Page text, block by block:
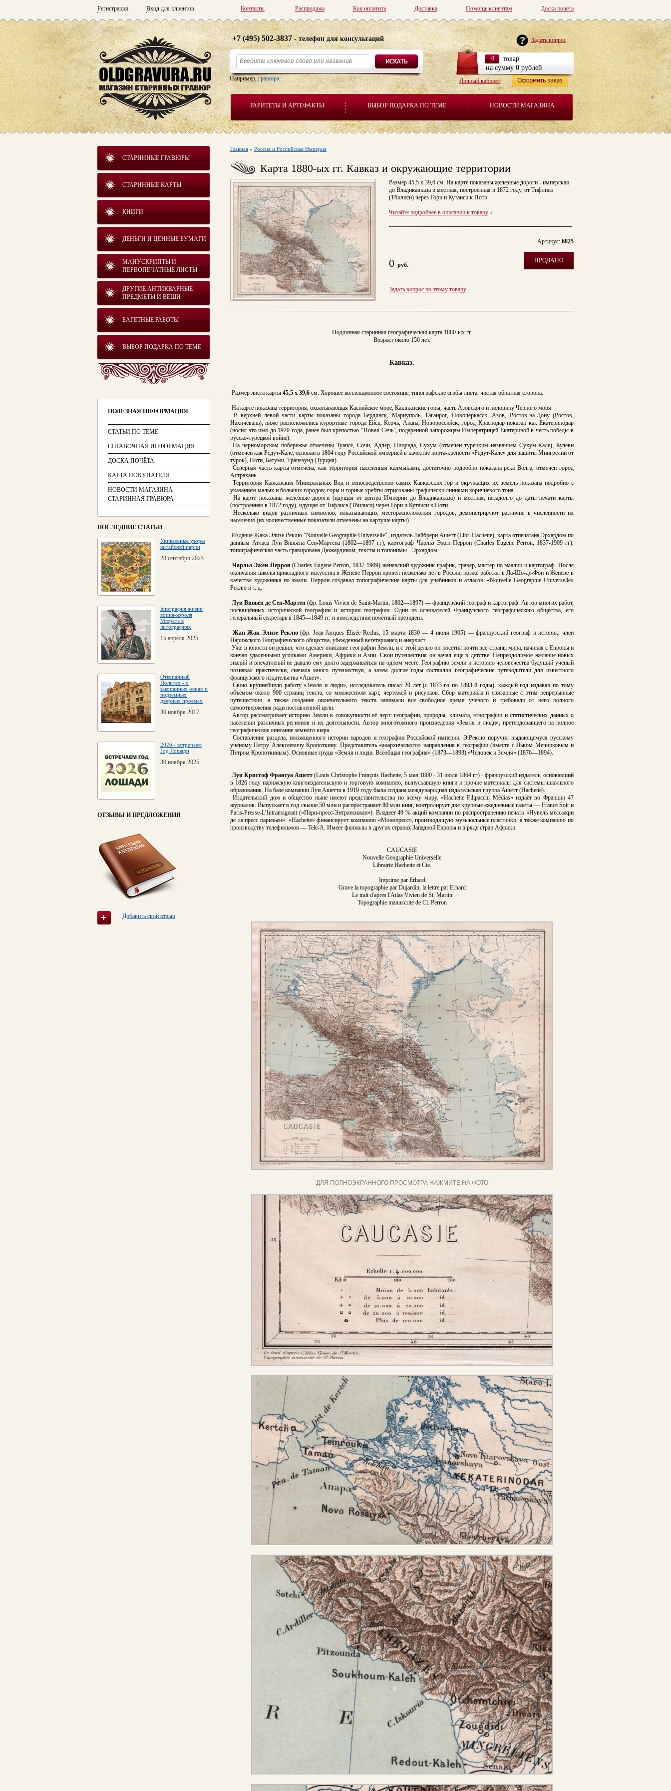
Регистрация Вход для клиентов Доска почёта
Помощь клиентам
Доставка
Как оплатить
Распродажа
Контакты
РАРИТЕТЫ И АРТЕФАКТЫ ВЫБОР ПОДАРКА ПО ТЕМЕ НОВОСТИ МАГАЗИНА
Личный кабинет
+7 (495) 502-3837- телефон для консультаций Задать вопрос
Например, гравюра
0
товар
на сумму 0 рублей
СТАРИННЫЕ ГРАВЮРЫ
СТАРИННЫЕ КАРТЫ
КНИГИ
ДЕНЬГИ И ЦЕННЫЕ БУМАГИ
МАНУСКРИПТЫ И
ПЕРВОПЕЧАТНЫЕ ЛИСТЫ
ДРУГИЕ АНТИКВАРНЫЕ
ПРЕДМЕТЫ И ВЕЩИ
БАГЕТНЫЕ РАБОТЫ
ВЫБОР ПОДАРКА ПО ТЕМЕ
ПОЛЕЗНАЯ ИНФОРМАЦИЯ
СТАТЬИ ПО ТЕМЕ
СПРАВОЧНАЯ ИНФОРМАЦИЯ
ДОСКА ПОЧЁТА
КАРТА ПОКУПАТЕЛЯ
НОВОСТИ МАГАЗИНА
СТАРИННАЯ ГРАВЮРА
ПОСЛЕДНИЕ СТАТЬИ
Уникальные узоры
китайской парчи
28 сентября 2025
Биография жизни
воина-короля
Мюрата в
литографиях
15 апреля 2025
Откопанный
Политех - о
закопанных окнах и
подземных
дверных проёмах
30 ноября 2017
2026 - встречаем
Год Лошади
30 ноября 2025
ОТЗЫВЫ И ПРЕДЛОЖЕНИЯ
Добавить свой отзыв
Главная » Россия и Российская Империя
Карта 1880-ых гг. Кавказ и окружающие территории
Размер 45,5 х 39,6 см. На карте показаны железные дороги - имперская
до Владикавказа и местная, построенная в 1872 году, от Тифлиса
(Тбилиси) через Гори и Кутаиси к Поти
Читайте подробнее в описании к товару ↓
0 руб.
Артикул: 6825
ПРОДАНО
Задать вопрос по этому товару
Подлинная старинная географическая карта 1880-ых гг.
Возраст около 150 лет.
Кавказ.
Размер листа карты 45,5 х 39,6 см. Хорошее коллекционное состояние, типографские сгибы листа, чистая обратная сторона.
На карте показана территория, охватывающая Каспийское море, Каквказские горы, часть Азовского и половину Черного моря.
В верхней левой части карты показаны города Бердянск, Мариуполь, Таганрог, Новочеркасск, Азов, Ростов-на-Дону (Ростов,
Нахичевань); ниже расположились курортные города Ейск, Керчь, Анапа, Новороссийск; город Краснодар показан как Екатеринодар
(носил это имя до 1920 года, ранее был крепостью "Новая Сечь", подаренной запорожцам Императрицей Екатериной в честь победы в
русско-турецкой войне).
На черноморском побережье отмечены Туапсе, Сочи, Адлер, Пицунда, Сухум (отмечен турецким названием Сухум-Кале), Кулеви
(отмечен как Редут-Кале, основан в 1804 году Российской империей в качестве порта-крепости «Редут-Кале» для защиты Мингрелии от
турок), Поти, Батуми, Трапезунд (Турция).
Северная часть карты отмечена, как территория населенная калмыками, достаточно подробно показана река Волга, отмечен город
Астрахань.
Территория Кавказских Минеральных Вод и непосредственно самих Кавказских гор и окружащих их земель показана подробно с
указанием малых и больших городов; горы и горные хребты отрисованы графически линиями коричневого тона.
На карте показаны железные дороги (идущая от центра Империи до Владикавказа) и местная, незадолго до даты печати карты
(построенная в 1872 году), идущая от Тифлиса (Тбилиси) через Гори и Кутаиси к Поти.
Несколько видов различных символов, показывающих месторасположения городов, демонстрируют различие в численности их
населения (их количественные показатели отмечены на картуше карты).
Издание Жака Элизе Реклю "Nouvelle Geographie Universelle", издатель Лайбрери Ашетт (Libr. Hachette), карта отпечатана Эрхардом по
даннымАтласа Луи Вивьена Сен-Мартена (1802—1897 гг), картограф Чарльз Эжен Перрон (Charles Eugene Perron, 1837-1909 гг),
топографическая часть гравирована Дюжардином, тексты и топонимы - Эрхардом.
Чарльз Эжен Перрон(Charles Eugene Perron, 1837-1909) женевский художник-график, гравер, мастер по эмалии и картограф. После
окончания школы прикладного искусства в Женеве Перрон провел несколько лет в России, позже работал в Ла-Шо-де-Фон и Женеве в
качестве художника по эмали. Перрон создавал топографические карты для учебников и атласов: «Nouvelle Geographie Universelle»
Реклю и т. д.
Луи Вивьен де Сен-Мартен (фр. Louis Vivien de Saint-Martin; 1802—1897) — французский географ и картограф. Автор многих работ,
посвящённых исторической географии и истории географии. Один из основателей Французского географического общества, его
генеральный секретарь в 1845—1849 гг. и впоследствии почётный президент.
Жан Жак Элизе Реклю(фр. Jean Jacques Élisée Reclus, 15 марта 1830 — 4 июля 1905) — французский географ и историк, член
Парижского Географического общества, убежденный вегетарианец и анархист.
Уже в юности он решил, что сделает описание географии Земли, и с этой целью он посетил почти все страны мира, начиная с Европы и
кончая удаленными уголками Америки, Африки и Азии. Свои путешествия он начал еще в детстве. Непреодолимое желание новых
знаний и впечатлений не давало ему долго задерживаться на одном месте. Географию земли и историю человечества будущий учёный
познавал практически, сначала много путешествуя, а затем долгие годы составляя географические путеводители для известного
французского издательства «Ашет».
Свою крупнейшую работу «Земля и люди», исследователь писал 20 лет (с 1873-го по 1893-й годы), каждый год издавая по тому
объёмом около 900 страниц текста, со множеством карт, чертежей и рисунков. Сбор материала и связанные с этим непрерывные
путешествия, а также создание окончательного текста занимали все свободное время ученого и требовали от него полного
самоотвержения ради поставленной цели.
Автор рассматривает историю Земли в совокупности её черт: географии, природы, климата, этнографии и статистических данных о
населении различных регионов и их деятельности. Автор многотомного произведения «Земля и люди», претендовавшего на полное
географическое описание земного шара.
Составление раздела, посвященного истории народов и географии Российской империи, Э.Реклю поручил выдающемуся русскому
ученому Петру Алексеевичу Кропоткину. Представитель «анархического» направления в географии (вместе с Львом Мечниковым и
Петром Кропоткиным). Основные труды «Земля и люди. Всеобщая география» (1873—1893) «Человек и Земля» (1876—1894).
Луи Кристоф Франсуа Ашетт(Louis Christophe François Hachette, 5 мая 1800 - 31 июля 1864 гг) - французский издатель, основавший
в 1826 году парижскую книгоиздательскую и торговую компанию, выпускавшую книги и прочие материалы для системы школьного
образования. На базе компании Луи Ашетта в 1919 году была создана международная издательская группа Ашетт (Hachette).
Издательский дом и общество ныне имеют представительства по всему миру. «Hachette Filipacchi Médias» издаёт во Франции 47
журналов. Выпускает в год свыше 50 млн и распространяет 80 млн книг, контролирует две крупные ежедневные газеты — France Soir и
Paris-Presse-L’Intransigeant («Пари-пресс-Энтрансижан»). Владеет 49 % акций компании по распространению печати «Нувель мессажри
де ла пресс паризьен». «Hachette» финансирует компанию «Монопресс», производящую музыкальные пластинки, а также компанию по
производству телефильмов — Tele-A. Имеет филиалы в других странах Западной Европы и в ряде стран Африки.
CAUCASIE
Nouvelle Geographie Universelle
Librairie Hachette et Cie.
Imprime par Erhard
Grave la topographie par Dujardin, la lettre par Erhard
Le trait d'apres l'Atlas Vivien de St. Martin
Topographie manuscrite de Cl. Perron
ДЛЯ ПОЛНОЭКРАННОГО ПРОСМОТРА НАЖМИТЕ НА ФОТО